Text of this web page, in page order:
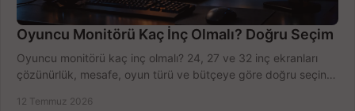
Oyuncu Monitörü Kaç İnç Olmalı? Doğru Seçim
Oyuncu monitörü kaç inç olmalı? 24, 27 ve 32 inç ekranları
çözünürlük, mesafe, oyun türü ve bütçeye göre doğru seçin,
12 Temmuz 2026